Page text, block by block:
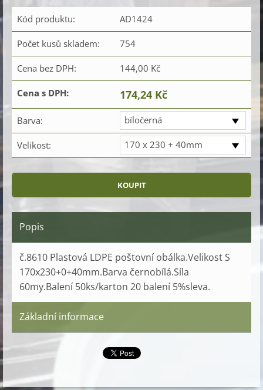
Kód produktu: AD1424
Počet kusů skladem: 754
Cena bez DPH: 144,00 Kč
Cena s DPH: 174,24 Kč
Barva: bíločerná
Velikost: 170 x 230 + 40mm
Popis
č.8610 Plastová LDPE poštovní obálka.Velikost S
170x230+0+40mm.Barva černobílá.Síla
60my.Balení 50ks/karton 20 balení 5%sleva.
Základní informace